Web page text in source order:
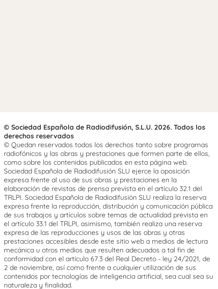
© Sociedad Española de Radiodifusión, S.L.U. 2026. Todos los
derechos reservados
© Quedan reservados todos los derechos tanto sobre programas
radiofónicos y las obras y prestaciones que formen parte de ellos,
como sobre los contenidos publicados en esta página web.
Sociedad Española de Radiodifusión SLU ejerce la oposición
expresa frente al uso de sus obras y prestaciones en la
elaboración de revistas de prensa prevista en el artículo 32.1 del
TRLPI. Sociedad Española de Radiodifusión SLU realiza la reserva
expresa frente la reproducción, distribución y comunicación pública
de sus trabajos y artículos sobre temas de actualidad prevista en
el artículo 33.1 del TRLPI, asimismo, también realiza una reserva
expresa de las reproducciones y usos de las obras y otras
prestaciones accesibles desde este sitio web a medios de lectura
mecánica u otros medios que resulten adecuados a tal fin de
conformidad con el artículo 67.3 del Real Decreto - ley 24/2021, de
2 de noviembre, así como frente a cualquier utilización de sus
contenidos por tecnologías de inteligencia artificial, sea cual sea su
naturaleza y finalidad.